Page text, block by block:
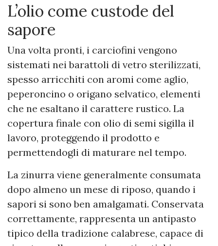
L’olio come custode del
sapore
Una volta pronti, i carciofini vengono
sistemati nei barattoli di vetro sterilizzati,
spesso arricchiti con aromi come aglio,
peperoncino o origano selvatico, elementi
che ne esaltano il carattere rustico. La
copertura finale con olio di semi sigilla il
lavoro, proteggendo il prodotto e
permettendogli di maturare nel tempo.
La zinurra viene generalmente consumata
dopo almeno un mese di riposo, quando i
sapori si sono ben amalgamati. Conservata
correttamente, rappresenta un antipasto
tipico della tradizione calabrese, capace di